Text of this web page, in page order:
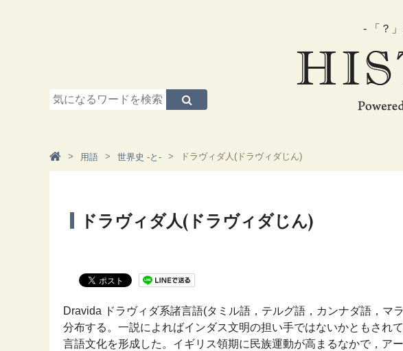
- 「？
用語 世界史 -と- ドラヴィダ人(ドラヴィダじん)
ドラヴィダ人(ドラヴィダじん)
Dravida ドラヴィダ系諸言語(タミル語，テルグ語，カンナダ語，マ
分布する。一説によればインダス文明の担い手ではないかともされ
言語文化を形成した。イギリス領期に民族運動が高まるなかで，ア